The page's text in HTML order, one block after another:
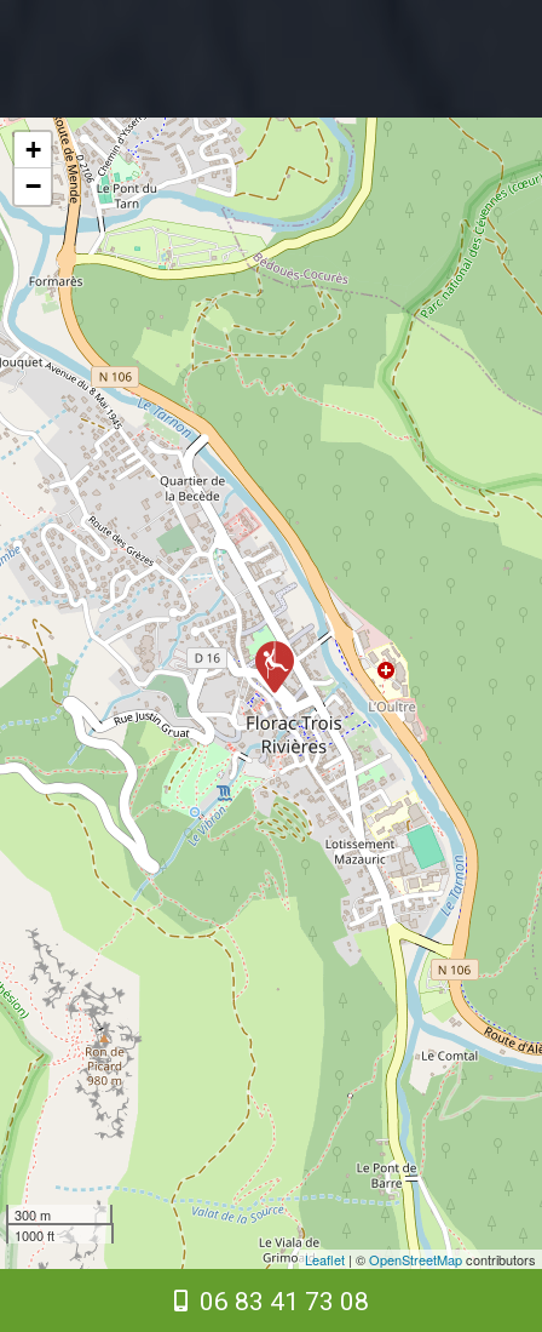
+
−
300 m
1000 ft
Leaflet | ©OpenStreetMapcontributors
06 83 41 73 08